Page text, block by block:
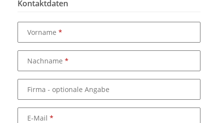
Kontaktdaten
Vorname
Nachname
Firma - optionale Angabe
E-Mail